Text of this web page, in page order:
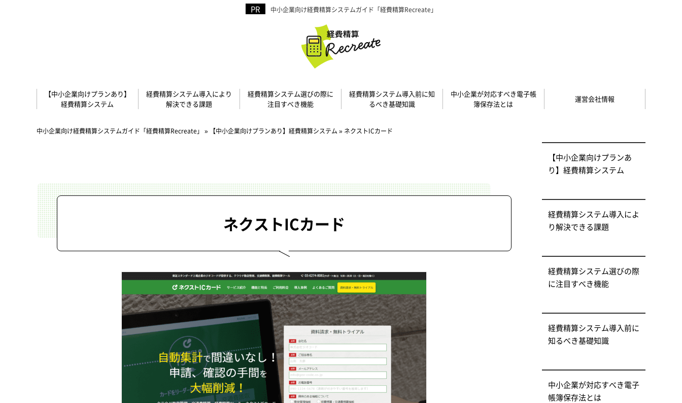
中小企業向け経費精算システムガイド「経費精算Recreate」
【中小企業向けプランあり】
経費精算システム
経費精算システム導入により
解決できる課題
経費精算システム選びの際に
注目すべき機能
経費精算システム導入前に知
るべき基礎知識
中小企業が対応すべき電子帳
簿保存法とは
運営会社情報
中小企業向け経費精算システムガイド「経費精算Recreate」 » 【中小企業向けプランあり】経費精算システム » ネクストICカード
ネクストICカード
【中小企業向けプランあ
り】経費精算システム
経費精算システム導入によ
り解決できる課題
経費精算システム選びの際
に注目すべき機能
経費精算システム導入前に
知るべき基礎知識
中小企業が対応すべき電子
帳簿保存法とは